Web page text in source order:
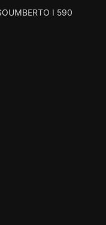
I 590